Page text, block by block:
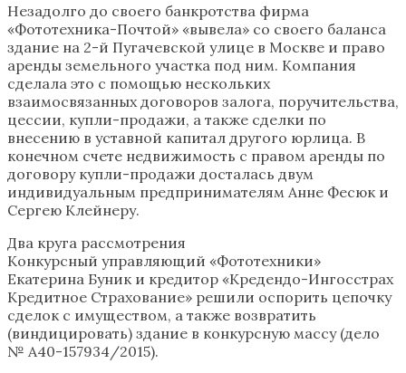
Незадолго до своего банкротства фирма
«Фототехника-Почтой» «вывела» со своего баланса
здание на 2-й Пугачевской улице в Москве и право
аренды земельного участка под ним. Компания
сделала это с помощью нескольких
взаимосвязанных договоров залога, поручительства,
цессии, купли-продажи, а также сделки по
внесению в уставной капитал другого юрлица. В
конечном счете недвижимость с правом аренды по
договору купли-продажи досталась двум
индивидуальным предпринимателям Анне Фесюк и
Сергею Клейнеру.
Два круга рассмотрения
Конкурсный управляющий «Фототехники»
Екатерина Буник и кредитор «Кредендо-Ингосстрах
Кредитное Страхование» решили оспорить цепочку
сделок с имуществом, а также возвратить
(виндицировать) здание в конкурсную массу (дело
№ А40-157934/2015).